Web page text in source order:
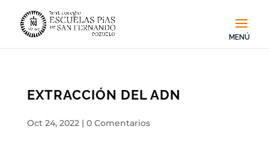
EXTRACCIÓN DEL ADN
Oct 24, 2022| 0 Comentarios